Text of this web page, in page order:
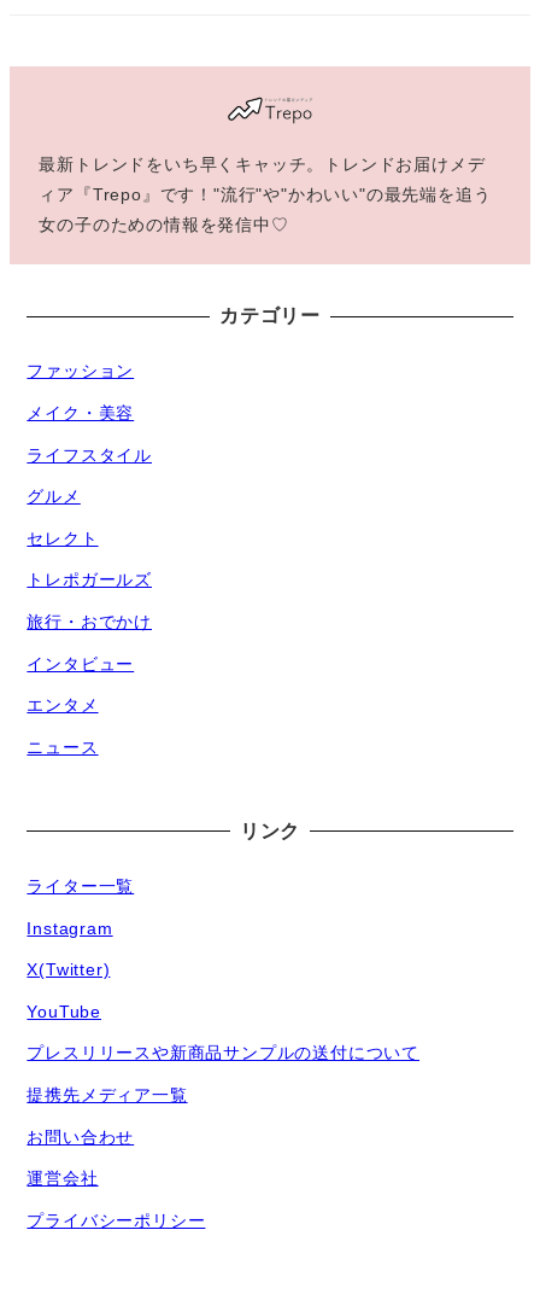
最新トレンドをいち早くキャッチ。トレンドお届けメデ
ィア『Trepo』です！"流行"や"かわいい"の最先端を追う
女の子のための情報を発信中♡
カテゴリー
ファッション
メイク・美容
ライフスタイル
グルメ
セレクト
トレポガールズ
旅行・おでかけ
インタビュー
エンタメ
ニュース
リンク
ライター一覧
Instagram
X(Twitter)
YouTube
プレスリリースや新商品サンプルの送付について
提携先メディア一覧
お問い合わせ
運営会社
プライバシーポリシー